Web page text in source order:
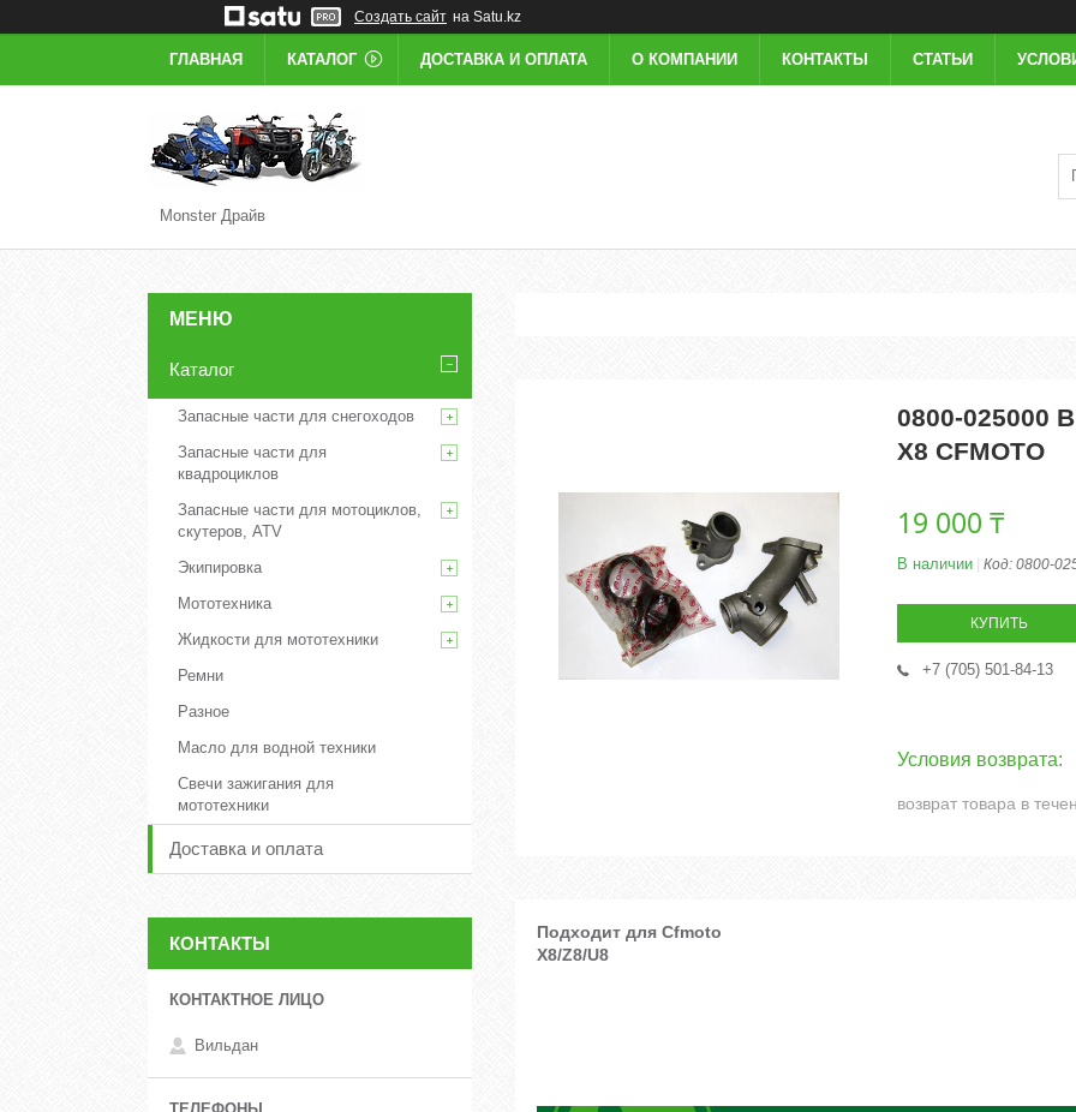
Создать сайт на Satu.kz
ГЛАВНАЯ КАТАЛОГ ДОСТАВКА И ОПЛАТА О КОМПАНИИ КОНТАКТЫ СТАТЬИ
Monster Драйв
0800-025000
Х8 CFMOTO
19 000 ₸
В наличии Код: 0800-
КУПИТЬ
+7 (705) 501-84-13
возврат товара в
Подходит для Cfmoto
X8/Z8/U8
Каталог
Запасные части для снегоходов
Запасные части для
квадроциклов
Запасные части для мотоциклов,
скутеров, ATV
Экипировка
Мототехника
Жидкости для мототехники
Ремни
Разное
Масло для водной техники
Свечи зажигания для
мототехники
Доставка и оплата
КОНТАКТЫ
Вильдан